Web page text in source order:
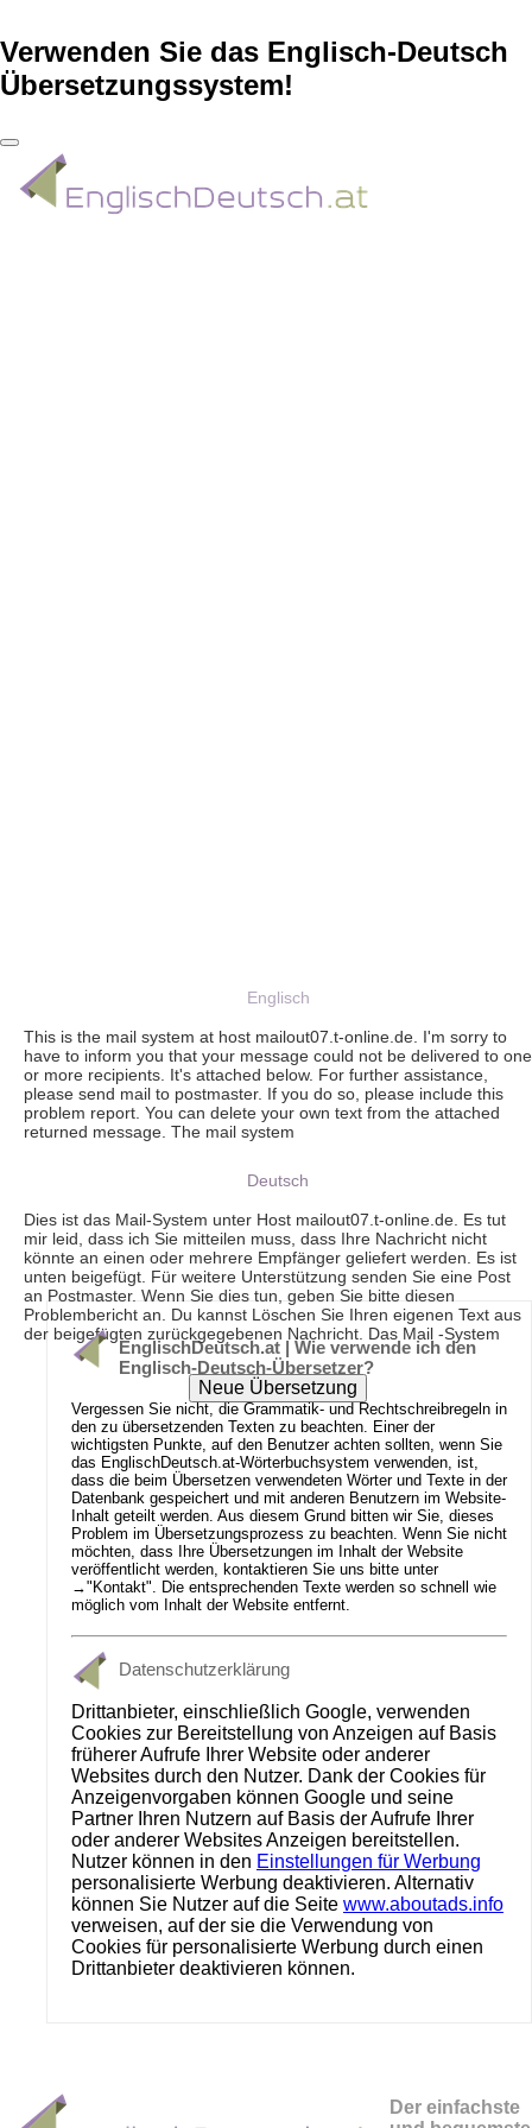
Verwenden Sie das Englisch-Deutsch
Übersetzungssystem!
Englisch
This is the mail system at host mailout07.t-online.de. I'm sorry to
have to inform you that your message could not be delivered to one
or more recipients. It's attached below. For further assistance,
please send mail to postmaster. If you do so, please include this
problem report. You can delete your own text from the attached
returned message. The mail system
Deutsch
Dies ist das Mail-System unter Host mailout07.t-online.de. Es tut
mir leid, dass ich Sie mitteilen muss, dass Ihre Nachricht nicht
könnte an einen oder mehrere Empfänger geliefert werden. Es ist
unten beigefügt. Für weitere Unterstützung senden Sie eine Post
an Postmaster. Wenn Sie dies tun, geben Sie bitte diesen
Problembericht an. Du kannst Löschen Sie Ihren eigenen Text aus
der beigefügten zurückgegebenen Nachricht. Das Mail -System
EnglischDeutsch.at | Wie verwende ich den
Englisch-Deutsch-Übersetzer?
Vergessen Sie nicht, die Grammatik- und Rechtschreibregeln in
den zu übersetzenden Texten zu beachten. Einer der
wichtigsten Punkte, auf den Benutzer achten sollten, wenn Sie
das EnglischDeutsch.at-Wörterbuchsystem verwenden, ist,
dass die beim Übersetzen verwendeten Wörter und Texte in der
Datenbank gespeichert und mit anderen Benutzern im Website-
Inhalt geteilt werden. Aus diesem Grund bitten wir Sie, dieses
Problem im Übersetzungsprozess zu beachten. Wenn Sie nicht
möchten, dass Ihre Übersetzungen im Inhalt der Website
veröffentlicht werden, kontaktieren Sie uns bitte unter
→"Kontakt" . Die entsprechenden Texte werden so schnell wie
möglich vom Inhalt der Website entfernt.
Datenschutzerklärung
Drittanbieter, einschließlich Google, verwenden
Cookies zur Bereitstellung von Anzeigen auf Basis
früherer Aufrufe Ihrer Website oder anderer
Websites durch den Nutzer. Dank der Cookies für
Anzeigenvorgaben können Google und seine
Partner Ihren Nutzern auf Basis der Aufrufe Ihrer
oder anderer Websites Anzeigen bereitstellen.
Nutzer können in den Einstellungen für Werbung
personalisierte Werbung deaktivieren. Alternativ
können Sie Nutzer auf die Seite www.aboutads.info
verweisen, auf der sie die Verwendung von
Cookies für personalisierte Werbung durch einen
Drittanbieter deaktivieren können.
Der einfachste